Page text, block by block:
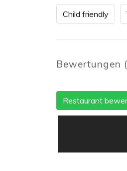
Child friendly
Bewertungen (
Restaurant